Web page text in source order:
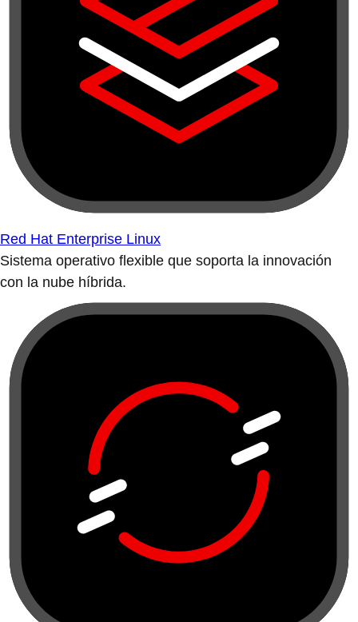
Red Hat Enterprise Linux
Sistema operativo flexible que soporta la innovación
con la nube híbrida.